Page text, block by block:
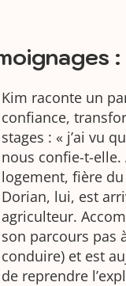
Kim raconte un
confiance,
stages : « j’ai vu
nous confie-t-elle.
logement, fière
Dorian, lui, est
agriculteur.
son parcours pas
conduire) et est
de reprendre